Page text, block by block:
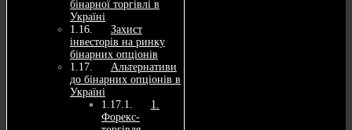
бінарної торгівлі в
Україні
Захист
інвесторів на ринку
бінарних опціонів
Альтернативи
до бінарних опціонів в
Україні
1.
Форекс-